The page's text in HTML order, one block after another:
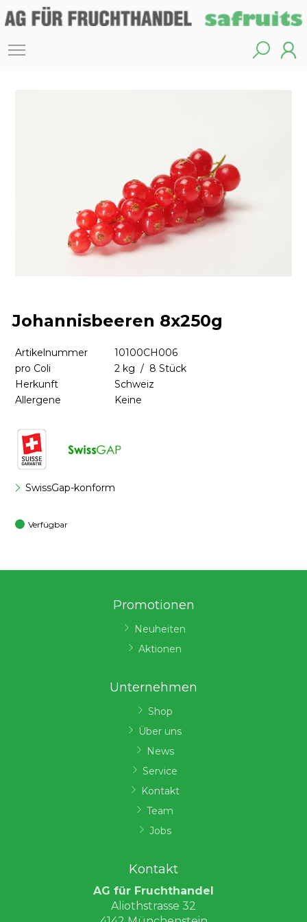
Johannisbeeren 8x250g
Artikelnummer
10100CH006
pro Coli
2 kg / 8 Stück
Herkunft
Schweiz
Allergene
Keine
SwissGap-konform
Verfügbar
Promotionen
Neuheiten
Aktionen
Unternehmen
Shop
Über uns
News
Service
Kontakt
Team
Jobs
Kontakt
AG für Fruchthandel
Aliothstrasse 32